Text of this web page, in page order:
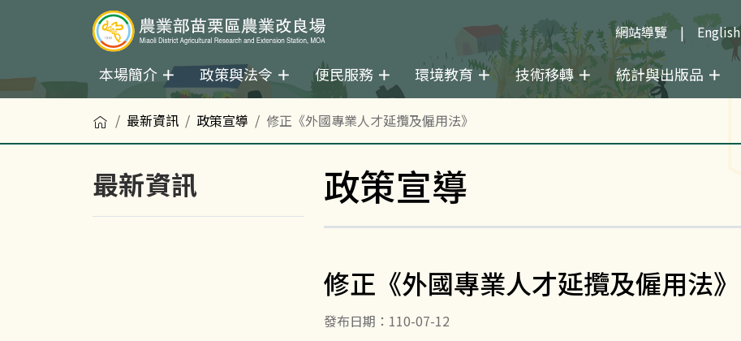
網站導覽 English
本場簡介 政策與法令 便民服務 環境教育 技術移轉 統計與出版品
首頁最新資訊 政策宣導 修正《外國專業人才延攬及僱用法》
最新資訊 政策宣導
修正《外國專業人才延攬及僱用法》
發布日期：110-07-12